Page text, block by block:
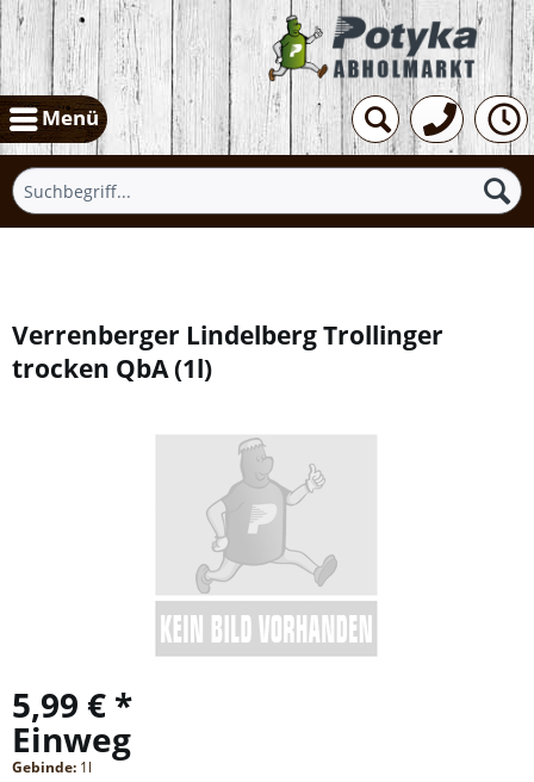
Menü
Verrenberger Lindelberg Trollinger
trocken QbA(1l)
5,99 € *
Einweg
Gebinde: 1l